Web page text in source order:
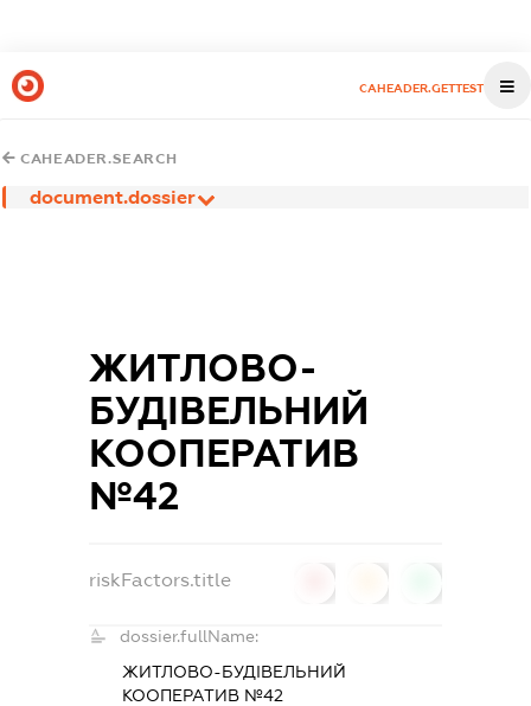
CAHEADER.GETTEST
CAHEADER.SEARCH
document.dossier
ЖИТЛОВО-
БУДІВЕЛЬНИЙ
КООПЕРАТИВ
№42
riskFactors.title
dossier.fullName:
ЖИТЛОВО-БУДІВЕЛЬНИЙ
КООПЕРАТИВ №42